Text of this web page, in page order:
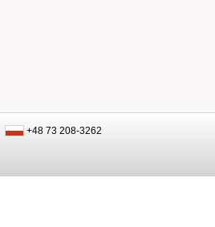
+48 73 208-3262